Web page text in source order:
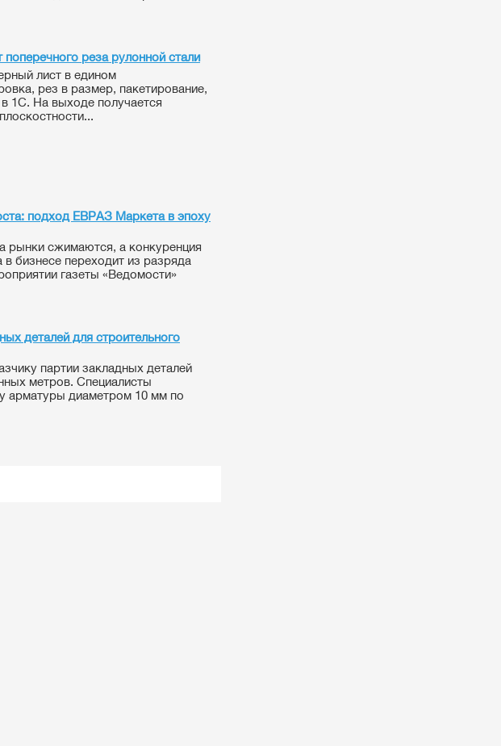
реза рулонной стали
лист в едином
рез в размер, пакетирование,
1С. На выходе получается
подход ЕВРАЗ Маркета в эпоху
рынки сжимаются, а конкуренция
бизнесе переходит из разряда
газеты «Ведомости»
деталей для строительного
партии закладных деталей
метров. Специалисты
арматуры диаметром 10 мм по